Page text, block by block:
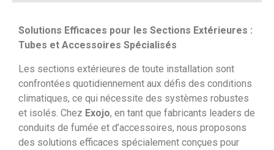
Solutions Efficaces pour les Sections Extérieures :
Tubes et Accessoires Spécialisés
Les sections extérieures de toute installation sont
confrontées quotidiennement aux défis des conditions
climatiques, ce qui nécessite des systèmes robustes
et isolés. Chez Exojo, en tant que fabricants leaders de
conduits de fumée et d’accessoires, nous proposons
des solutions efficaces spécialement conçues pour